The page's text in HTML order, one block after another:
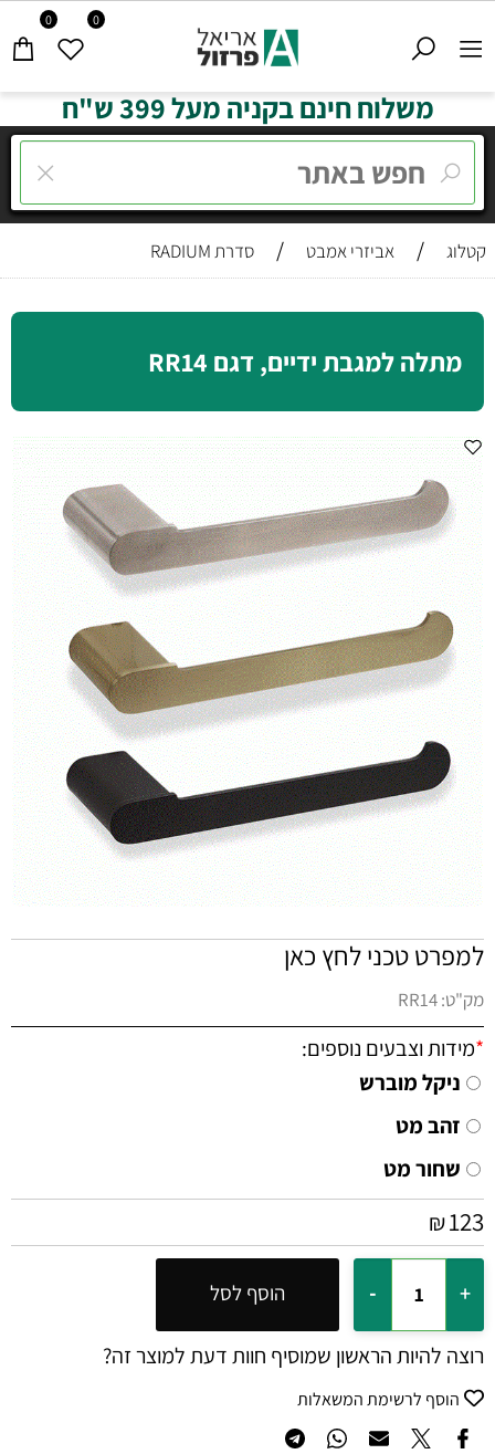
0 0
משלוח חינם בקניה מעל 399 ש"ח
קטלוג / אביזרי אמבט / סדרת RADIUM
מתלה למגבת ידיים, דגם RR14
למפרט טכני לחץ כאן
מק"ט:RR14
*מידות וצבעים נוספים:
ניקל מוברש
זהב מט
שחור מט
₪123
הוסף לסל
רוצה להיות הראשון שמוסיף חוות דעת למוצר זה?
הוסף לרשימת המשאלות